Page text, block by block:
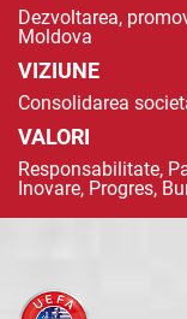
Dezvoltarea,
Moldova
VIZIUNE
Consolidarea
VALORI
Responsabilitate,
Inovare, Progres,